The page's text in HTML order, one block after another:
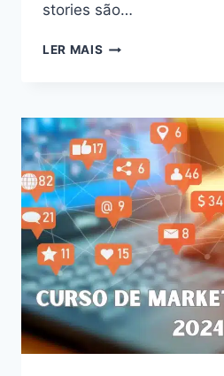
stories são…
LER MAIS DESVENDE
WEB
STORIES:
AUMENTE
O
ENGAJAMENTO
E
CONQUISTE
SEU
PÚBLICO
EM
2024!